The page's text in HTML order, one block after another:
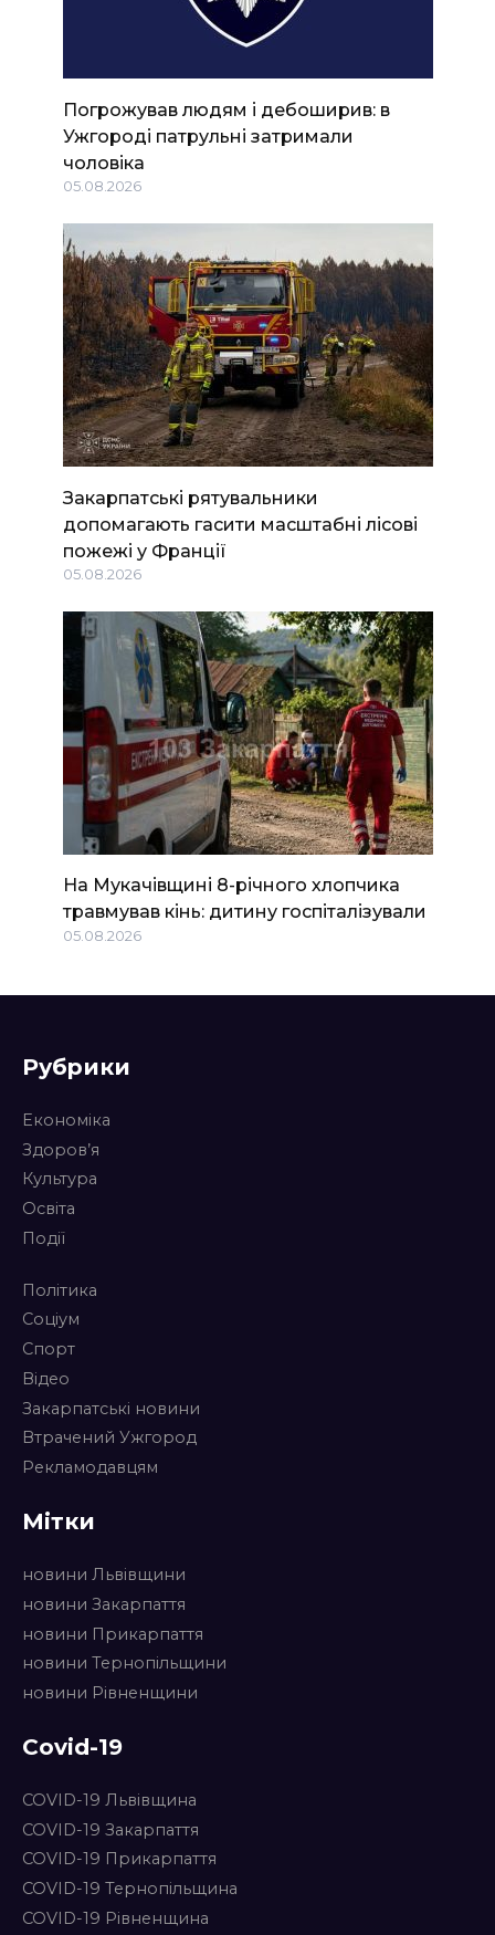
Погрожував людям і дебоширив: в
Ужгороді патрульні затримали
чоловіка
05.08.2026
Закарпатські рятувальники
допомагають гасити масштабні лісові
пожежі у Франції
05.08.2026
На Мукачівщині 8-річного хлопчика
травмував кінь: дитину госпіталізували
05.08.2026
Рубрики
Економіка
Здоров’я
Культура
Освіта
Події
Політика
Соціум
Спорт
Відео
Закарпатські новини
Втрачений Ужгород
Рекламодавцям
Мітки
новини Львівщини
новини Закарпаття
новини Прикарпаття
новини Тернопільщини
новини Рівненщини
Covid-19
COVID-19 Львівщина
COVID-19 Закарпаття
COVID-19 Прикарпаття
COVID-19 Тернопільщина
COVID-19 Рівненщина